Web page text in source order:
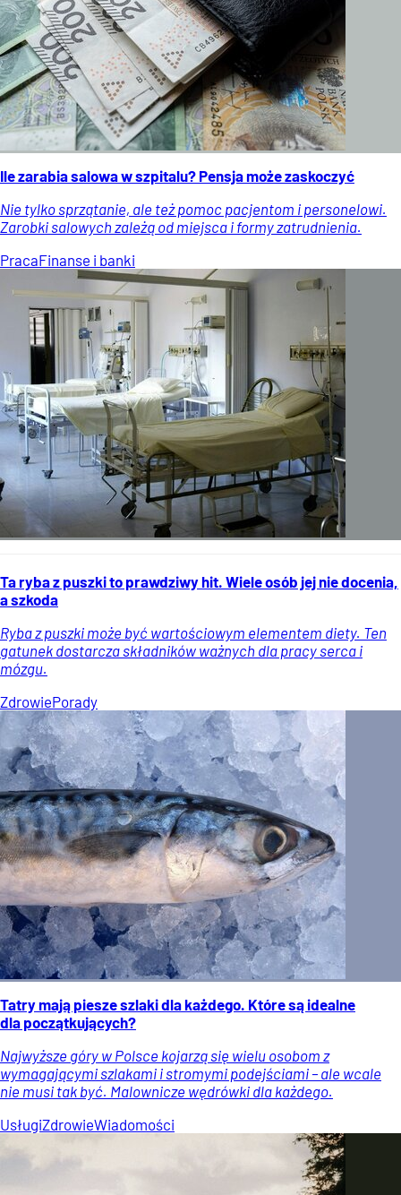
Ile zarabia salowa w szpitalu? Pensja może zaskoczyć
Nie tylko sprzątanie, ale też pomoc pacjentom i personelowi.
Zarobki salowych zależą od miejsca i formy zatrudnienia.
PracaFinanse i banki
Ta ryba z puszki to prawdziwy hit. Wiele osób jej nie docenia,
a szkoda
Ryba z puszki może być wartościowym elementem diety. Ten
gatunek dostarcza składników ważnych dla pracy serca i
mózgu.
ZdrowiePorady
Tatry mają piesze szlaki dla każdego. Które są idealne
dla początkujących?
Najwyższe góry w Polsce kojarzą się wielu osobom z
wymagającymi szlakami i stromymi podejściami – ale wcale
nie musi tak być. Malownicze wędrówki dla każdego.
UsługiZdrowieWiadomości